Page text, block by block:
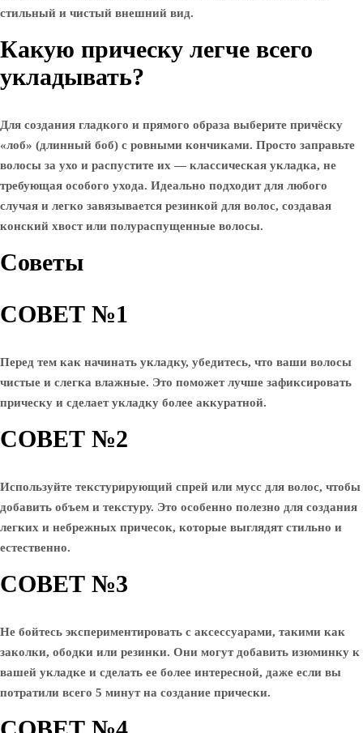
стильный и чистый внешний вид.
Какую прическу легче всего
укладывать?
Для создания гладкого и прямого образа выберите причёску
«лоб» (длинный боб) с ровными кончиками. Просто заправьте
волосы за ухо и распустите их — классическая укладка, не
требующая особого ухода. Идеально подходит для любого
случая и легко завязывается резинкой для волос, создавая
конский хвост или полураспущенные волосы.
Советы
СОВЕТ №1
Перед тем как начинать укладку, убедитесь, что ваши волосы
чистые и слегка влажные. Это поможет лучше зафиксировать
прическу и сделает укладку более аккуратной.
СОВЕТ №2
Используйте текстурирующий спрей или мусс для волос, чтобы
добавить объем и текстуру. Это особенно полезно для создания
легких и небрежных причесок, которые выглядят стильно и
естественно.
СОВЕТ №3
Не бойтесь экспериментировать с аксессуарами, такими как
заколки, ободки или резинки. Они могут добавить изюминку к
вашей укладке и сделать ее более интересной, даже если вы
потратили всего 5 минут на создание прически.